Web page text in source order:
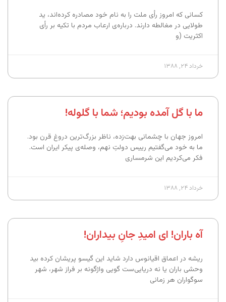
کسانی که امروز رأی ملت را به نام خود مصادره کرده‌اند، ید
طولایی در مغالطه دارند. درباره‌ی ارعاب مردم با تکیه بر رأی
اکثریت (و
خرداد ۲۴, ۱۳۸۸
ما با گل آمده بودیم؛ شما با گلوله!
امروز جهان با چشمانی بهت‌زده، ناظر بزرگ‌ترین دروغ قرن بود.
ما به خود می‌گفتیم رییس دولتِ نهم، وصله‌ی پیکر ایران است.
فکر می‌کردیم این شرمساری
خرداد ۲۴, ۱۳۸۸
آه باران! ای امیدِ جانِ بیداران!
ریشه در اعماق اقیانوس دارد شاید این گیسو پریشان کرده بید
وحشی باران یا نه دریایی‌ست گویی واژگونه بر فراز شهر، شهر
سوگواران هر زمانی